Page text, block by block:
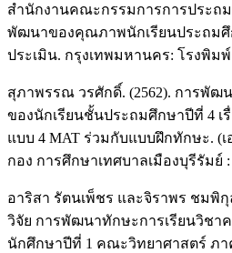
สำนักงานคณะกรรมการการประถม
พัฒนาของคุณภาพนักเรียนประถมศึ
ประเมิน. กรุงเทพมหานคร: โรงพิม
สุภาพรรณ วรศักดิ์. (2562). การพัฒ
ของนักเรียนชั้นประถมศึกษาปีที่ 4 เ
แบบ 4 MAT ร่วมกับแบบฝึกทักษะ. (
กอง การศึกษาเทศบาลเมืองบุรีรัมย์
อาริสา รัตนเพ็ชร และจิราพร ชมพิกุ
วิจัย การพัฒนาทักษะการเรียนวิชา
นักศึกษาปีที่ 1 คณะวิทยาศาสตร์ ภ